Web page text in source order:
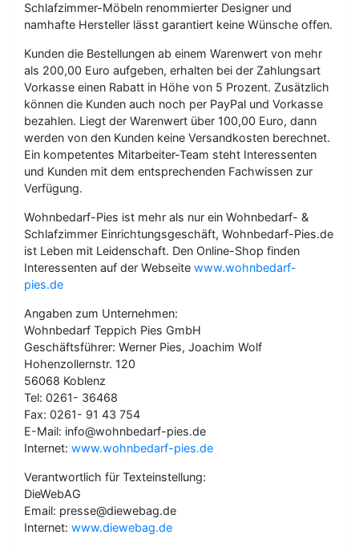
Schlafzimmer-Möbeln renommierter Designer und
namhafte Hersteller lässt garantiert keine Wünsche offen.
Kunden die Bestellungen ab einem Warenwert von mehr
als 200,00 Euro aufgeben, erhalten bei der Zahlungsart
Vorkasse einen Rabatt in Höhe von 5 Prozent. Zusätzlich
können die Kunden auch noch per PayPal und Vorkasse
bezahlen. Liegt der Warenwert über 100,00 Euro, dann
werden von den Kunden keine Versandkosten berechnet.
Ein kompetentes Mitarbeiter-Team steht Interessenten
und Kunden mit dem entsprechenden Fachwissen zur
Verfügung.
Wohnbedarf-Pies ist mehr als nur ein Wohnbedarf- &
Schlafzimmer Einrichtungsgeschäft, Wohnbedarf-Pies.de
ist Leben mit Leidenschaft. Den Online-Shop finden
Interessenten auf der Webseite www.wohnbedarf-
pies.de
Angaben zum Unternehmen:
Wohnbedarf Teppich Pies GmbH
Geschäftsführer: Werner Pies, Joachim Wolf
Hohenzollernstr. 120
56068 Koblenz
Tel: 0261- 36468
Fax: 0261- 91 43 754
E-Mail: info@wohnbedarf-pies.de
Internet: www.wohnbedarf-pies.de
Verantwortlich für Texteinstellung:
DieWebAG
Email: presse@diewebag.de
Internet: www.diewebag.de